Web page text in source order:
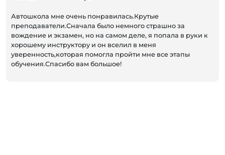
Автошкола мне очень понравилась.Крутые
преподаватели.Сначала было немного страшно за
вождение и экзамен, но на самом деле, я попала в руки к
хорошему инструктору и он вселил в меня
уверенность,которая помогла пройти мне все этапы
обучения.Спасибо вам большое!